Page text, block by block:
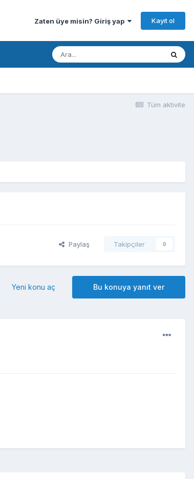
Zaten üye misin? Giriş yap Kayıt ol
Tüm aktivite
Paylaş Takipçiler 0
Bu konuya yanıt ver
Yeni konu aç